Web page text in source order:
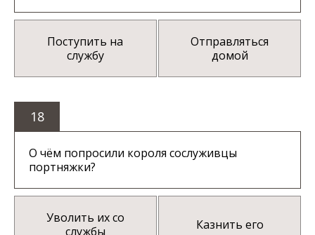
Поступить на
службу
Отправляться
домой
18
О чём попросили короля сослуживцы
портняжки?
Уволить их со
службы
Казнить его